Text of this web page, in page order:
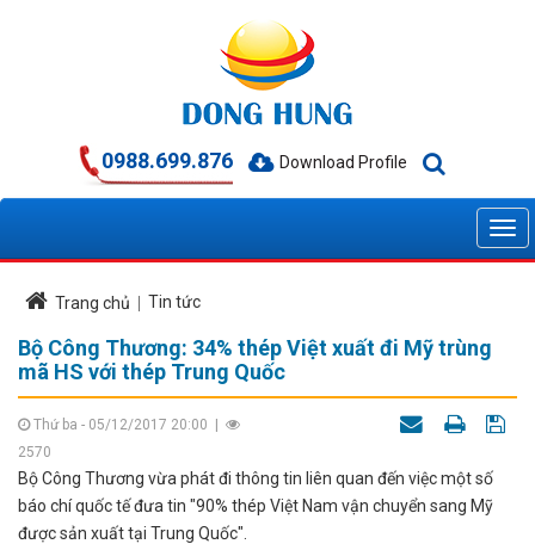
0988.699.876 Download Profile
Trang chủ Tin tức
Bộ Công Thương: 34% thép Việt xuất đi Mỹ trùng
mã HS với thép Trung Quốc
Thứ ba - 05/12/2017 20:00
2570
Bộ Công Thương vừa phát đi thông tin liên quan đến việc một số
báo chí quốc tế đưa tin "90% thép Việt Nam vận chuyển sang Mỹ
được sản xuất tại Trung Quốc".